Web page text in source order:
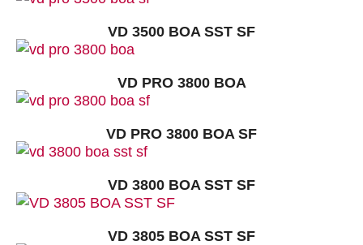
VD 3500 BOA SST SF
VD PRO 3800 BOA
VD PRO 3800 BOA SF
VD 3800 BOA SST SF
VD 3805 BOA SST SF